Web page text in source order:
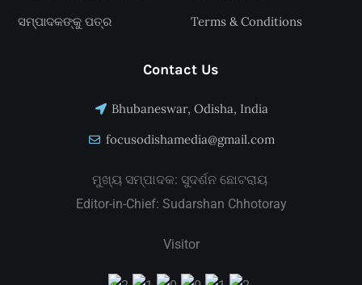
ସମ୍ପାଦକଙ୍କୁ ପତ୍ର
Terms & Conditions
Contact Us
Bhubaneswar, Odisha, India
focusodishamedia@gmail.com
ମୁଖ୍ୟ ସମ୍ପାଦକ: ସୁଦର୍ଶନ ଛୋଟରାୟ
Editor-in-Chief: Sudarshan Chhotoray
Visitor